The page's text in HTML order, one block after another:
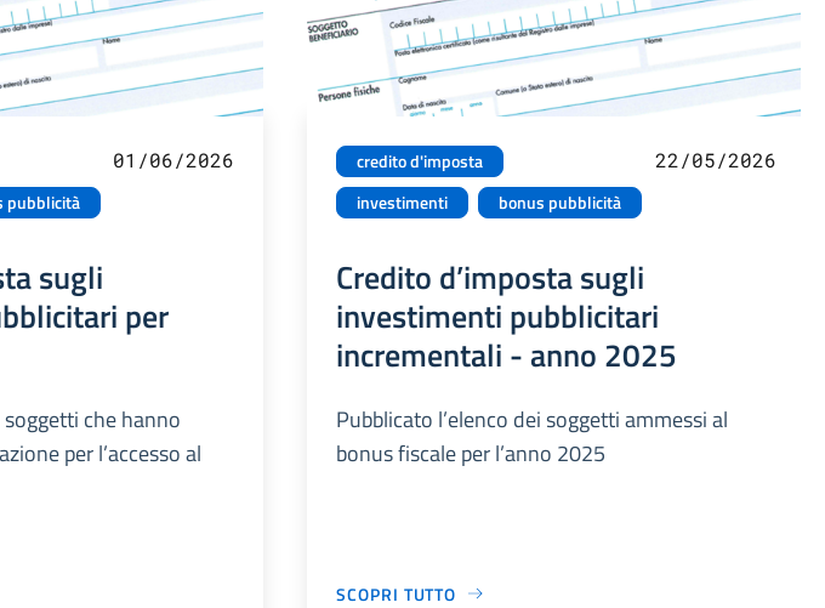
pubblicità
01/06/2026
sugli
per
che hanno
per l’accesso al
credito d'imposta
investimenti
bonus pubblicità
22/05/2026
Credito d’imposta sugli
investimenti pubblicitari
incrementali - anno 2025
Pubblicato l’elenco dei soggetti ammessi al
bonus fiscale per l’anno 2025
SCOPRI TUTTO